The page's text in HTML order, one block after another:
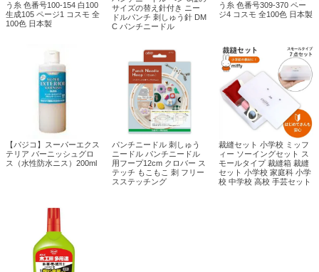
う糸 色番号100-154 白100
生成105 ページ1 コスモ 全
100色 日本製
サイズの替え針付き ニー
ドルパンチ 刺しゅう針 DM
C パンチニードル
う糸 色番号309-370 ペー
ジ4 コスモ 全100色 日本製
【パジコ】スーパーエクス
テリア バーニッシュグロ
ス（水性防水ニス）200ml
パンチニードル 刺しゅう
ニードル パンチニードル
用フープ12cm クロバー ス
テッチ もこもこ 刺 フリー
スステッチング
裁縫セット 小学校 ミッフ
ィー ソーイングセット ス
モールタイプ 裁縫箱 裁縫
セット 小学校 家庭科 小学
校 中学校 高校 手芸セット